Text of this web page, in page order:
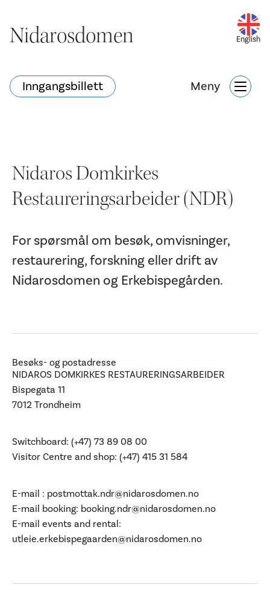
Nidarosdomen English
Inngangsbillett Meny
Nidarosdomen
Inngangsbillett
Attraksjoner
Hva skjer?
Ditt besøk
Nidaros Domkirkes
Restaureringsarbeider (NDR)
For spørsmål om besøk, omvisninger,
restaurering, forskning eller drift av
Nidarosdomen og Erkebispegården.
Besøks- og postadresse
NIDAROS DOMKIRKES RESTAURERINGSARBEIDER
Bispegata 11
7012 Trondheim
Switchboard: (+47) 73 89 08 00
Visitor Centre and shop: (+47) 415 31 584
E-mail : postmottak.ndr@nidarosdomen.no
E-mail booking: booking.ndr@nidarosdomen.no
E-mail events and rental:
utleie.erkebispegaarden@nidarosdomen.no